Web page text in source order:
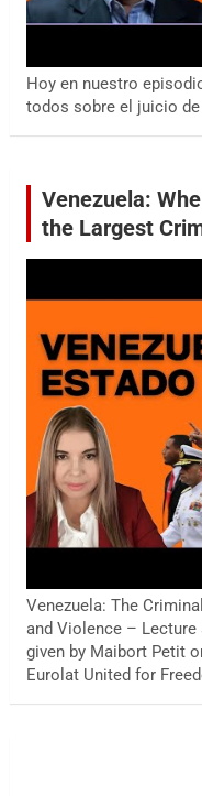
Hoy en nuestro
todos sobre el juicio de
Venezuela:
the Largest
Venezuela: The
and Violence –
given by Maibort Petit
Eurolat United for